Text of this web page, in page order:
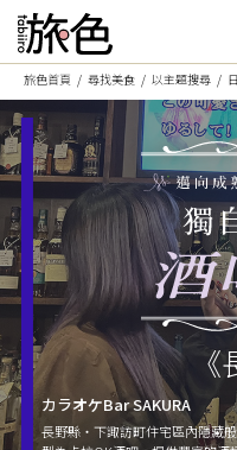
旅色首頁
尋找美食 以主題搜尋
カラオケBar SAKURA
長野縣・下諏訪町住宅區內隱藏